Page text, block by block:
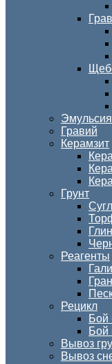
Гравий
Керамзит
Грунт
Реагенты
Рецикл
Бой
Бой
Вывоз
Вывоз